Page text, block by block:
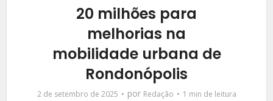
20 milhões para
melhorias na
mobilidade urbana de
Rondonópolis
2 de setembro de 2025 por Redação 1 min de leitura